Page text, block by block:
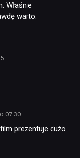
Właśnie
warto.
07:30
prezentuje dużo